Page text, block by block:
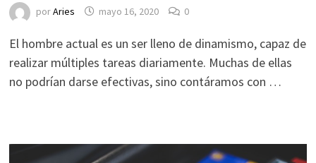
porAries mayo 16, 2020 0
El hombre actual es un ser lleno de dinamismo, capaz de
realizar múltiples tareas diariamente. Muchas de ellas
no podrían darse efectivas, sino contáramos con …